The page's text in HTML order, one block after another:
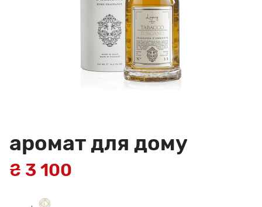
аромат для дому
₴ 3 100